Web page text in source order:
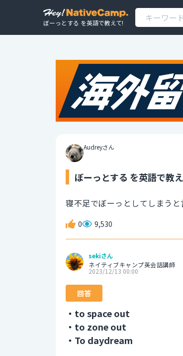
ぼーっとする を英語で教えて!
Audreyさん
ぼーっとする を英語で教
寝不足でぼーっとしてしまう
0 9,530
sekiさん
ネイティブキャンプ英会話講師
2023/12/13 00:00
回答
・to space out
・to zone out
・To daydream